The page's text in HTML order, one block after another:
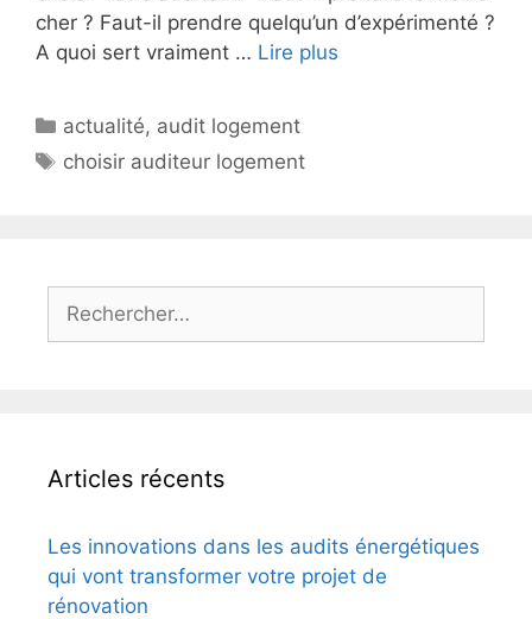
cher ? Faut-il prendre quelqu’un d’expérimenté ?
A quoi sert vraiment … Lire plus
Catégories
actualité, audit logement
Étiquettes
choisir auditeur logement
Articles récents
Les innovations dans les audits énergétiques
qui vont transformer votre projet de
rénovation